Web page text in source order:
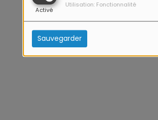
Activé
Utilisation: Fonctionnalité
Sauvegarder